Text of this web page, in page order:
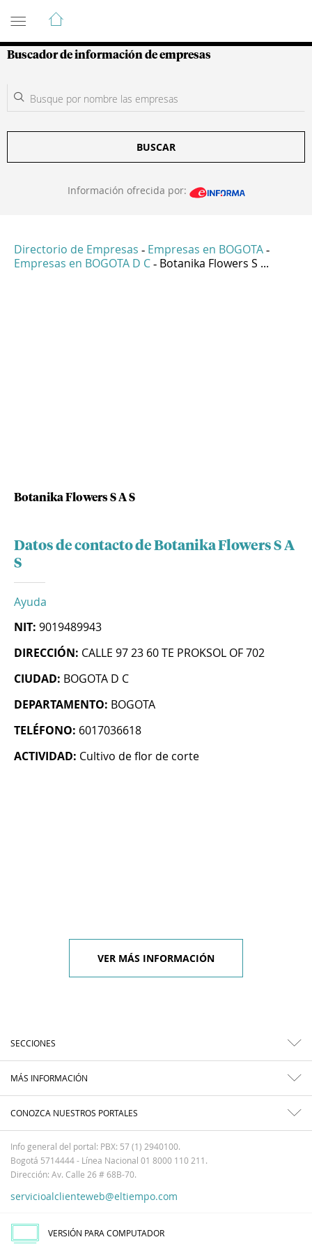
Guía de Empresas Colombianas
Buscador de información de empresas
BUSCAR
Información ofrecida por:
Directorio de Empresas - Empresas en BOGOTA -
Empresas en BOGOTA D C - Botanika Flowers S ...
Botanika Flowers S A S
Datos de contacto de Botanika Flowers S A
S
Ayuda
NIT: 9019489943
DIRECCIÓN: CALLE 97 23 60 TE PROKSOL OF 702
CIUDAD: BOGOTA D C
DEPARTAMENTO: BOGOTA
TELÉFONO: 6017036618
ACTIVIDAD: Cultivo de flor de corte
VER MÁS INFORMACIÓN
SECCIONES
MÁS INFORMACIÓN
CONOZCA NUESTROS PORTALES
Info general del portal: PBX: 57 (1) 2940100.
Bogotá 5714444 - Línea Nacional 01 8000 110 211.
Dirección: Av. Calle 26 # 68B-70.
servicioalclienteweb@eltiempo.com
VERSIÓN PARA COMPUTADOR